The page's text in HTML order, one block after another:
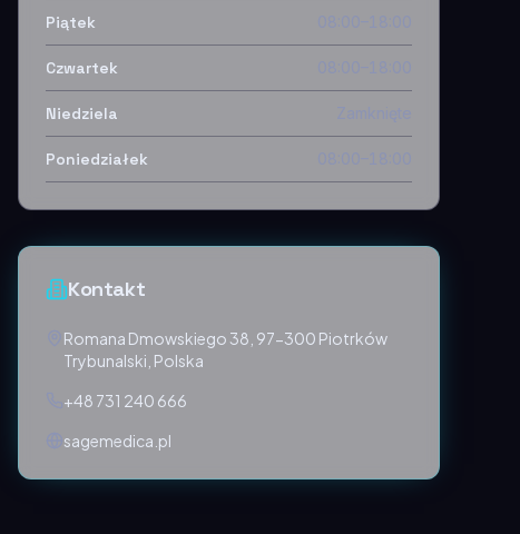
Piątek
Czwartek
Niedziela
Poniedziałek
Kontakt
Romana Dmowskiego 38, 97-300 Piotrków
Trybunalski, Polska
+48 731 240 666
sagemedica.pl